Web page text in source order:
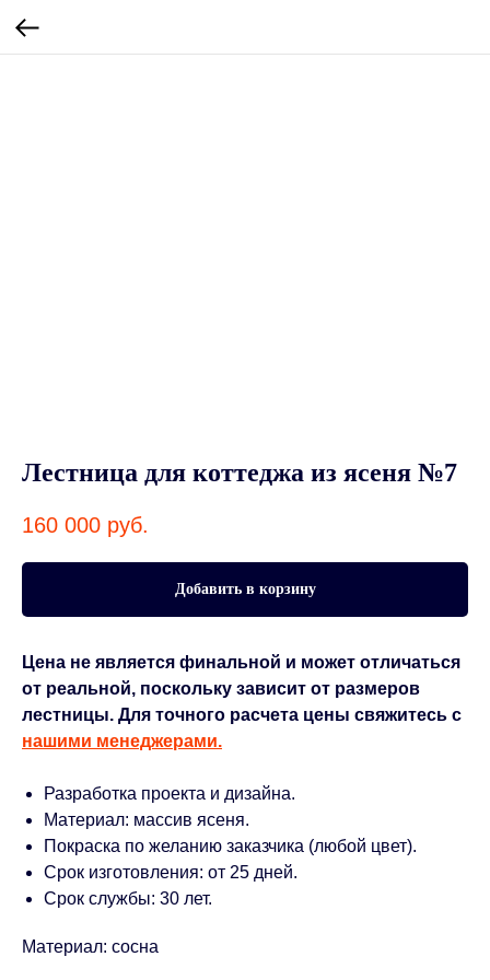
Лестница для коттеджа из ясеня №7
160 000 руб.
Добавить в корзину
Цена не является финальной и может отличаться
от реальной, поскольку зависит от размеров
лестницы. Для точного расчета цены свяжитесь с
нашими менеджерами.
Разработка проекта и дизайна.
Материал: массив ясеня.
Покраска по желанию заказчика (любой цвет).
Срок изготовления: от 25 дней.
Срок службы: 30 лет.
Материал: сосна